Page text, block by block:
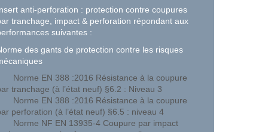
anti-perforation : protection contre coupures
tranchage, impact & perforation répondant aux
suivantes :
des gants de protection contre les risques
Norme EN 388 :2016 Résistance à la coupure
tranchage (à l’état neuf) §6.2 : Niveau 3
Norme EN 388 :2016 Résistance à la coupure
perforation (à l’état neuf) §6.5 : niveau 4
Norme NF EN 13935-4 Coupure par impact